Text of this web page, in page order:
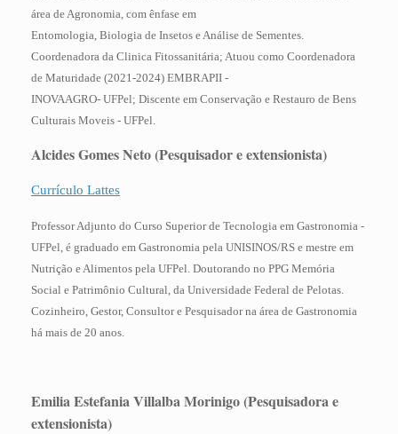
área de Agronomia, com ênfase em
Entomologia, Biologia de Insetos e Análise de Sementes.
Coordenadora da Clinica Fitossanitária; Atuou como Coordenadora
de Maturidade (2021-2024) EMBRAPII -
INOVAAGRO- UFPel; Discente em Conservação e Restauro de Bens
Culturais Moveis - UFPel.
Alcides Gomes Neto(Pesquisador e extensionista)
Currículo Lattes
Professor Adjunto do Curso Superior de Tecnologia em Gastronomia -
UFPel, é graduado em Gastronomia pela UNISINOS/RS e mestre em
Nutrição e Alimentos pela UFPel. Doutorando no PPG Memória
Social e Patrimônio Cultural, da Universidade Federal de Pelotas.
Cozinheiro, Gestor, Consultor e Pesquisador na área de Gastronomia
há mais de 20 anos.
Emilia Estefania Villalba Morinigo(Pesquisadora e
extensionista)